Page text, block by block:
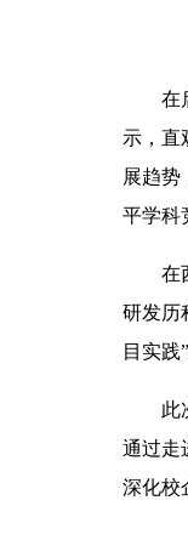
在
示，直
展趋势
平学科
在
研发历
目实践
此
通过走
深化校